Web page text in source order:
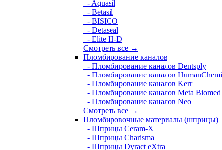
- Aquasil
- Betasil
- BISICO
- Detaseal
- Elite H-D
Смотреть все →
Пломбирование каналов
- Пломбирование каналов Dentsply
- Пломбирование каналов
- Пломбирование каналов Kerr
- Пломбирование каналов Meta Biomed
- Пломбирование каналов Neo
Смотреть все →
Пломбировочные материалы (шприцы)
- Шприцы Ceram-X
- Шприцы Charisma
- Шприцы Dyract eXtra